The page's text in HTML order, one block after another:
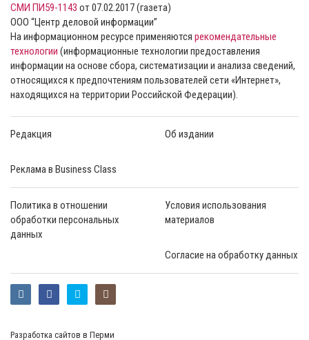
СМИ ПИ59-1143 от 07.02.2017 (газета)
ООО “Центр деловой информации”
На информационном ресурсе применяются рекомендательные
технологии (информационные технологии предоставления
информации на основе сбора, систематизации и анализа сведений,
относящихся к предпочтениям пользователей сети «Интернет»,
находящихся на территории Российской Федерации).
Редакция Об издании
Реклама в Business Class
Политика в отношении
обработки персональных
данных
Условия использования
материалов
Согласие на обработку данных
Разработка сайтов в Перми